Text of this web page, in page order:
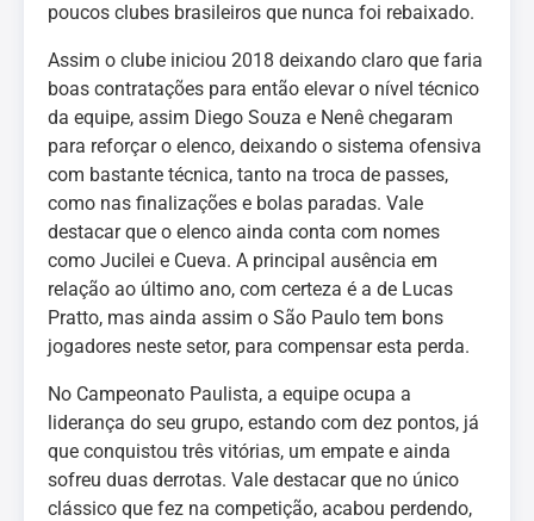
poucos clubes brasileiros que nunca foi rebaixado.
Assim o clube iniciou 2018 deixando claro que faria
boas contratações para então elevar o nível técnico
da equipe, assim Diego Souza e Nenê chegaram
para reforçar o elenco, deixando o sistema ofensiva
com bastante técnica, tanto na troca de passes,
como nas finalizações e bolas paradas. Vale
destacar que o elenco ainda conta com nomes
como Jucilei e Cueva. A principal ausência em
relação ao último ano, com certeza é a de Lucas
Pratto, mas ainda assim o São Paulo tem bons
jogadores neste setor, para compensar esta perda.
No Campeonato Paulista, a equipe ocupa a
liderança do seu grupo, estando com dez pontos, já
que conquistou três vitórias, um empate e ainda
sofreu duas derrotas. Vale destacar que no único
clássico que fez na competição, acabou perdendo,